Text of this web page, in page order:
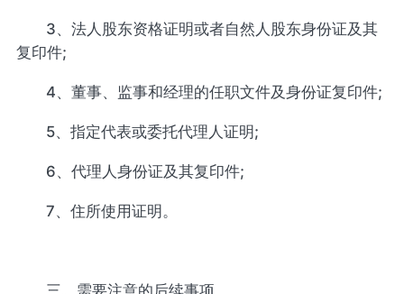
3、法人股东资格证明或者自然人股东身份证及其
复印件;
4、董事、监事和经理的任职文件及身份证复印件;
5、指定代表或委托代理人证明;
6、代理人身份证及其复印件;
7、住所使用证明。
三、需要注意的后续事项